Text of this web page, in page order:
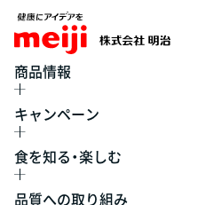
商品情報
キャンペーン
食を知る・楽しむ
品質への取り組み